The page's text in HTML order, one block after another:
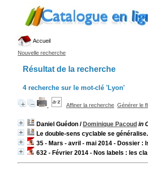
Accueil
Nouvelle recherche
Résultat de la recherche
4recherche sur le mot-clé 'Lyon'
Affiner la recherche Générer le
Daniel Guédon / Dominique Pacoud in
Le double-sens cyclable se
35 - Mars - avril - mai 2014 - Dossier :
632 - Février 2014 - Nos labels : les